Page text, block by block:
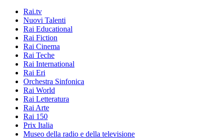
Rai.tv
Nuovi Talenti
Rai Educational
Rai Fiction
Rai Cinema
Rai Teche
Rai International
Rai Eri
Orchestra Sinfonica
Rai World
Rai Letteratura
Rai Arte
Rai 150
Prix Italia
Museo della radio e della televisione